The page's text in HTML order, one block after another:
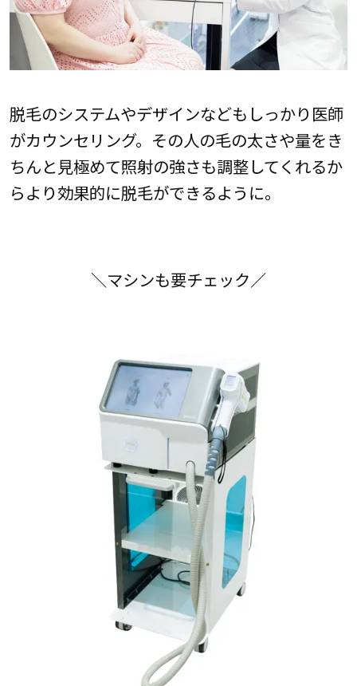
脱毛のシステムやデザインなどもしっかり医師
がカウンセリング。その人の毛の太さや量をき
ちんと見極めて照射の強さも調整してくれるか
らより効果的に脱毛ができるように。
＼マシンも要チェック／